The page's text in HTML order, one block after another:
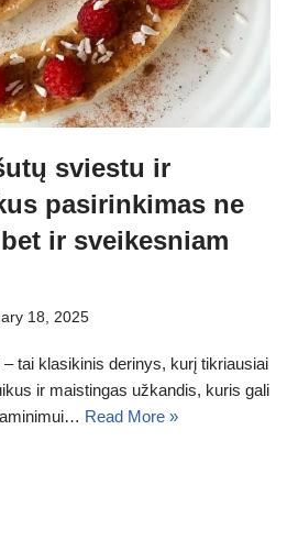
sviestu ir
pasirinkimas ne
ir sveikesniam
18, 2025
tai klasikinis derinys, kurį tikriausiai
ir maistingas užkandis, kuris gali
Read More »